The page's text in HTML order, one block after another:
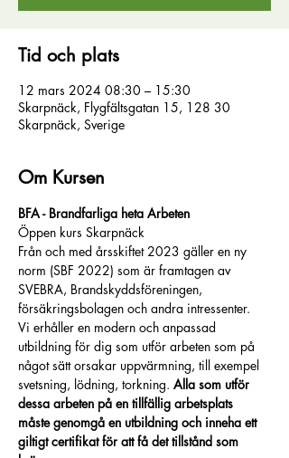
Tid och plats
12 mars 2024 08:30 – 15:30
Skarpnäck, Flygfältsgatan 15, 128 30
Skarpnäck, Sverige
Om Kursen
BFA - Brandfarliga heta Arbeten
Öppen kurs Skarpnäck
Från och med årsskiftet 2023 gäller en ny
norm (SBF 2022) som är framtagen av
SVEBRA, Brandskyddsföreningen,
försäkringsbolagen och andra intressenter.
Vi erhåller en modern och anpassad
utbildning för dig som utför arbeten som på
något sätt orsakar uppvärmning, till exempel
svetsning, lödning, torkning. Alla som utför
dessa arbeten på en tillfällig arbetsplats
måste genomgå en utbildning och inneha ett
giltigt certifikat för att få det tillstånd som